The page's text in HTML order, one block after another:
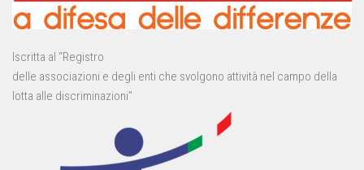
Iscritta al “Registro
delle associazioni e degli enti che svolgono attività nel campo della
lotta alle discriminazioni”